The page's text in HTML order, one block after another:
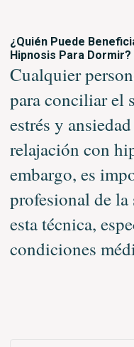
¿Quién Puede
Hipnosis Para Dormir?
Cualquier
para conciliar el
estrés y
relajación con
embargo, es
profesional de la
esta técnica,
condiciones